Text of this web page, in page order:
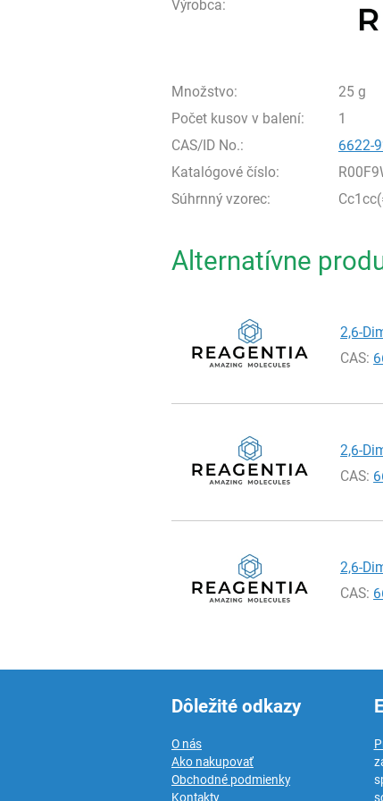
Výrobca:
Množstvo:
25 g
Počet kusov v balení:
1
CAS/ID No.:
6622-
Katalógové číslo:
Súhrnný vzorec:
Alternatívne
2,6-
CAS:
2,6-
CAS:
2,6-
CAS:
Dôležité odkazy
O nás
Ako nakupovať
Obchodné podmienky
Kontakty